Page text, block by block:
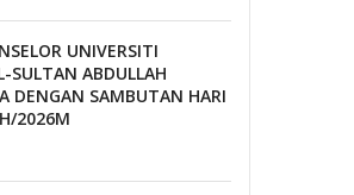
UNIVERSITI
SULTAN ABDULLAH
DENGAN SAMBUTAN HARI
2026M